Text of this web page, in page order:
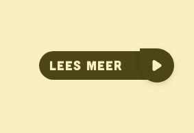
Lees meer